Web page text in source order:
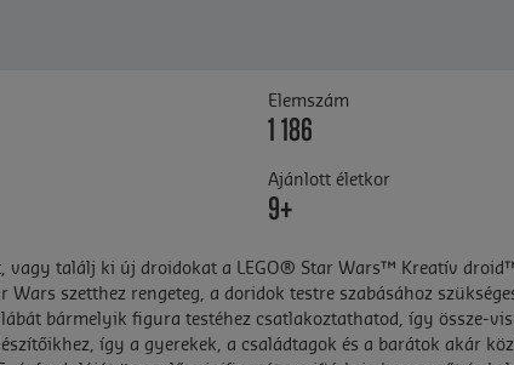
Elemszám
1 186
Ajánlott életkor
9+
vagy találj ki új droidokat a LEGO® Star Wars™ Kreatív
szetthez rengeteg, a doridok testre szabásához
bármelyik figura testéhez csatlakoztathatod, így össze-
így a gyerekek, a családtagok és a barátok akár